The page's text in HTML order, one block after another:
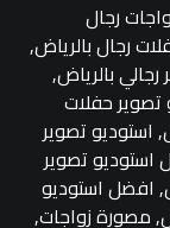
رجال
رجال بالرياض,
بالرياض,
تصوير حفلات
استوديو تصوير
استوديو تصوير
افضل استوديو
مصورة زواجات,